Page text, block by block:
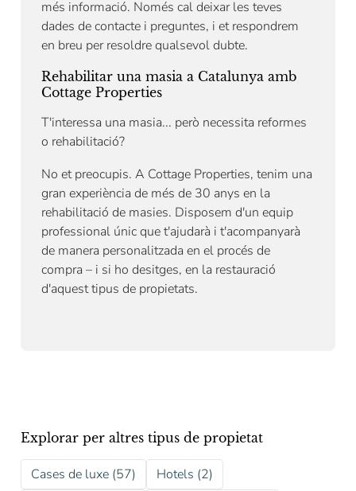
més informació. Només cal deixar les teves
dades de contacte i preguntes, i et respondrem
en breu per resoldre qualsevol dubte.
Rehabilitar una masia a Catalunya amb
Cottage Properties
T'interessa una masia... però necessita reformes
o rehabilitació?
No et preocupis. A Cottage Properties, tenim una
gran experiència de més de 30 anys en la
rehabilitació de masies. Disposem d'un equip
professional únic que t'ajudarà i t'acompanyarà
de manera personalitzada en el procés de
compra – i si ho desitges, en la restauració
d'aquest tipus de propietats.
Explorar per altres tipus de propietat
Cases de luxe (57)
Hotels (2)